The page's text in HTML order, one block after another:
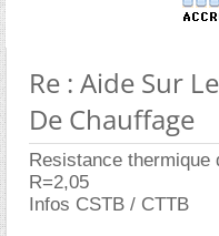
Re : Aide Sur
De Chauffage
Resistance thermique
R=2,05
Infos CSTB / CTTB